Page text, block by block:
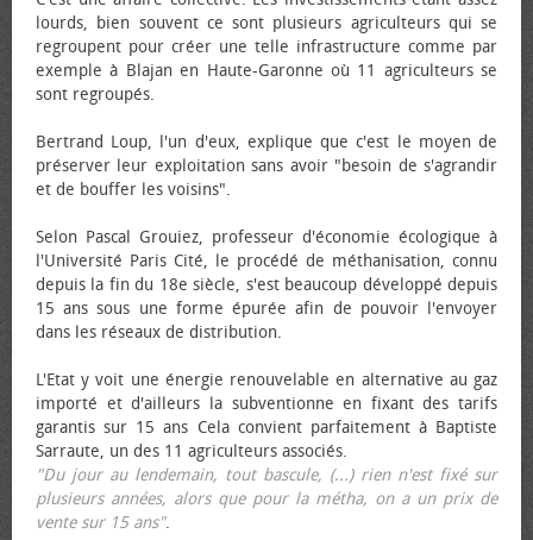
lourds, bien souvent ce sont plusieurs agriculteurs qui se
regroupent pour créer une telle infrastructure comme par
exemple à Blajan en Haute-Garonne où 11 agriculteurs se
sont regroupés.
Bertrand Loup, l'un d'eux, explique que c'est le moyen de
préserver leur exploitation sans avoir "besoin de s'agrandir
et de bouffer les voisins".
Selon Pascal Grouiez, professeur d'économie écologique à
l'Université Paris Cité, le procédé de méthanisation, connu
depuis la fin du 18e siècle, s'est beaucoup développé depuis
15 ans sous une forme épurée afin de pouvoir l'envoyer
dans les réseaux de distribution.
L'Etat y voit une énergie renouvelable en alternative au gaz
importé et d'ailleurs la subventionne en fixant des tarifs
garantis sur 15 ans Cela convient parfaitement à Baptiste
Sarraute, un des 11 agriculteurs associés.
"Du jour au lendemain, tout bascule, (...) rien n'est fixé sur
plusieurs années, alors que pour la métha, on a un prix de
vente sur 15 ans".